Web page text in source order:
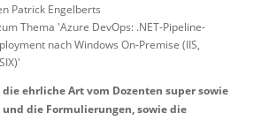
Patrick Engelberts
Thema 'Azure DevOps: .NET-Pipeline-
nach Windows On-Premise (IIS,
ehrliche Art vom Dozenten super sowie
die Formulierungen, sowie die